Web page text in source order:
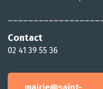
Contact
02 41 39 55 36